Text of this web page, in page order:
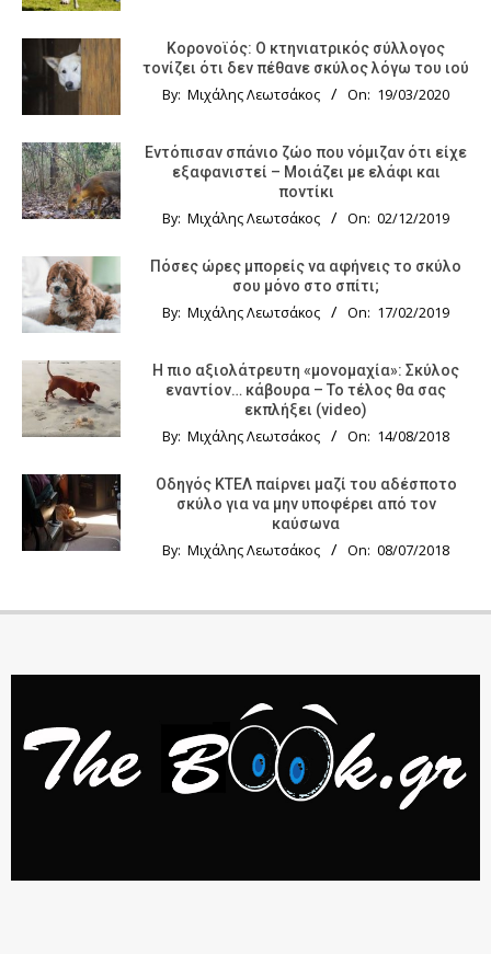
Κορονοϊός: Ο κτηνιατρικός σύλλογος
τονίζει ότι δεν πέθανε σκύλος λόγω του ιού
By: Μιχάλης Λεωτσάκος On: 19/03/2020
Εντόπισαν σπάνιο ζώο που νόμιζαν ότι είχε
εξαφανιστεί – Μοιάζει με ελάφι και
ποντίκι
By: Μιχάλης Λεωτσάκος On: 02/12/2019
Πόσες ώρες μπορείς να αφήνεις το σκύλο
σου μόνο στο σπίτι;
By: Μιχάλης Λεωτσάκος On: 17/02/2019
Η πιο αξιολάτρευτη «μονομαχία»: Σκύλος
εναντίον… κάβουρα – Το τέλος θα σας
εκπλήξει (video)
By: Μιχάλης Λεωτσάκος On: 14/08/2018
Οδηγός KTΕΛ παίρνει μαζί του αδέσποτο
σκύλο για να μην υποφέρει από τον
καύσωνα
By: Μιχάλης Λεωτσάκος On: 08/07/2018